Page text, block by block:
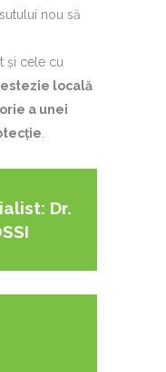
nou să
și cele cu
locală
a unei
.
Dr.